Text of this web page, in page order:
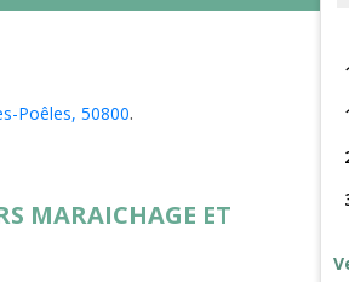
Poêles, 50800.
MARAICHAGE ET